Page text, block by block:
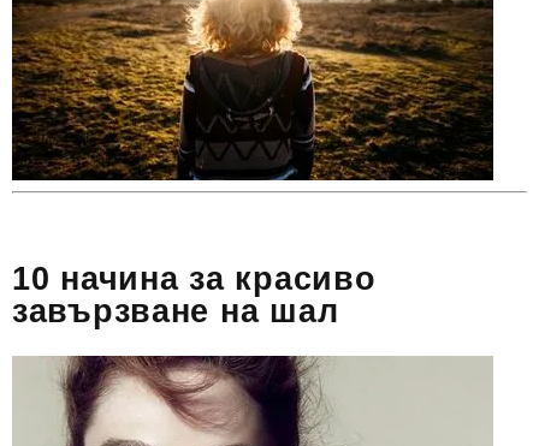
10 начина за красиво
завързване на шал